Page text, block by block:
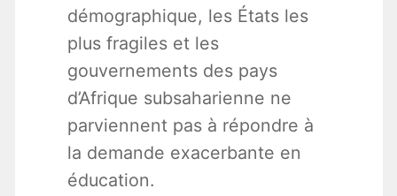
démographique, les États les
plus fragiles et les
gouvernements des pays
d’Afrique subsaharienne ne
parviennent pas à répondre à
la demande exacerbante en
éducation.